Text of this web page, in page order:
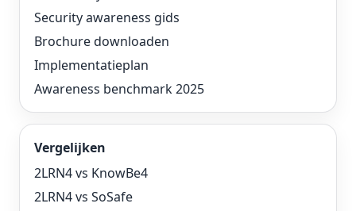
Security awareness gids
Brochure downloaden
Implementatieplan
Awareness benchmark 2025
Vergelijken
2LRN4 vs KnowBe4
2LRN4 vs SoSafe